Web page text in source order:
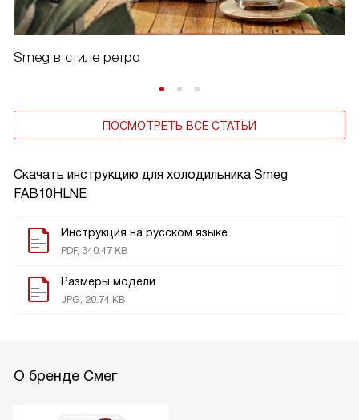
Скачать инструкцию для холодильника Smeg
FAB10HLNE
Инструкция на русском языке
PDF, 340.47 KB
Размеры модели
JPG, 20.74 KB
Smeg в стиле ретро
ПОСМОТРЕТЬ ВСЕ СТАТЬИ
О бренде Смег